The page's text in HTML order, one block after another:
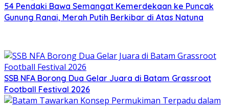
54 Pendaki Bawa Semangat Kemerdekaan ke Puncak
Gunung Ranai, Merah Putih Berkibar di Atas Natuna
SSB NFA Borong Dua Gelar Juara di Batam Grassroot
Football Festival 2026